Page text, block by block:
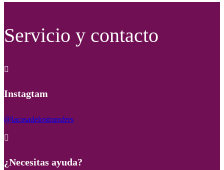
Servicio y contacto

Instagtam
@lacasadelostransfers

¿Necesitas ayuda?